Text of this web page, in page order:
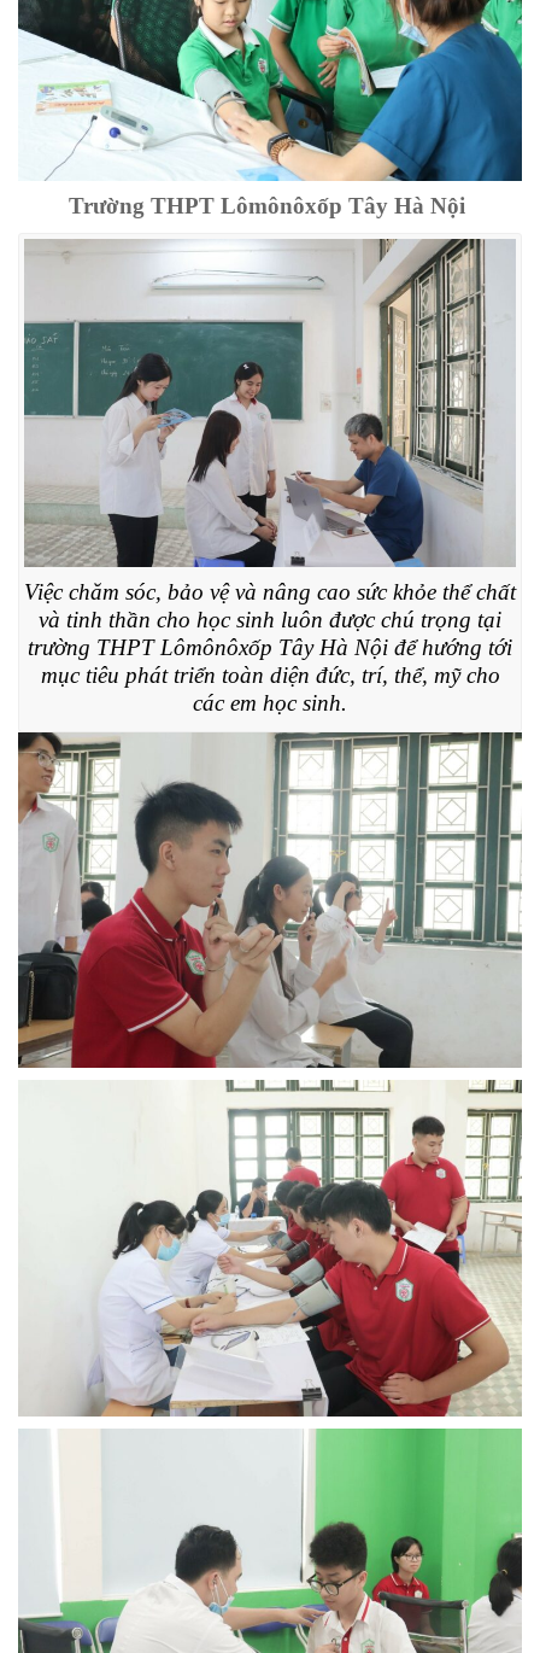
Trường THPT Lômônôxốp Tây Hà Nội
Việc chăm sóc, bảo vệ và nâng cao sức khỏe thể chất
và tinh thần cho học sinh luôn được chú trọng tại
trường THPT Lômônôxốp Tây Hà Nội để hướng tới
mục tiêu phát triển toàn diện đức, trí, thể, mỹ cho
các em học sinh.